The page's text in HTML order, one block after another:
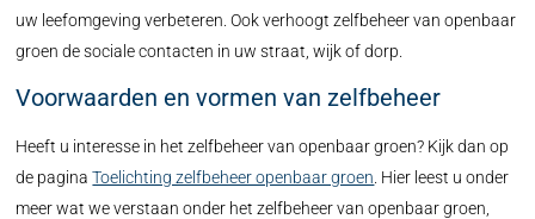
uw leefomgeving verbeteren. Ook verhoogt zelfbeheer van openbaar
groen de sociale contacten in uw straat, wijk of dorp.
Voorwaarden en vormen van zelfbeheer
Heeft u interesse in het zelfbeheer van openbaar groen? Kijk dan op
de paginaToelichting zelfbeheer openbaar groen . Hier leest u onder
meer wat we verstaan onder het zelfbeheer van openbaar groen,